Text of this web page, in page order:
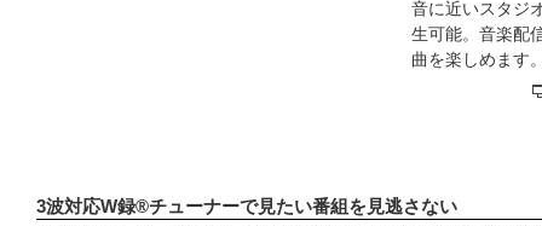
音に近いスタジ
生可能。音楽配
曲を楽しめます
3波対応W録®チューナーで見たい番組を見逃さない